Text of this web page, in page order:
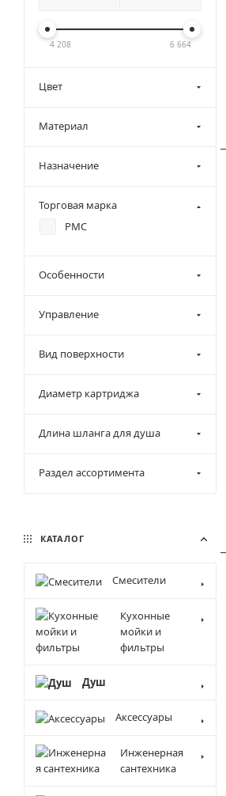
4 208 6 664
Цвет
Материал
Назначение
Торговая марка
РМС
Особенности
Управление
Вид поверхности
Диаметр картриджа
Длина шланга для душа
Раздел ассортимента
КАТАЛОГ
Смесители
Кухонные
мойки и
фильтры
Душ
Аксессуары
Инженерная
сантехника